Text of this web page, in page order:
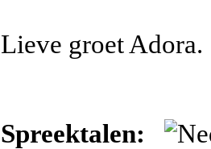
Lieve groet Adora.
Spreektalen: